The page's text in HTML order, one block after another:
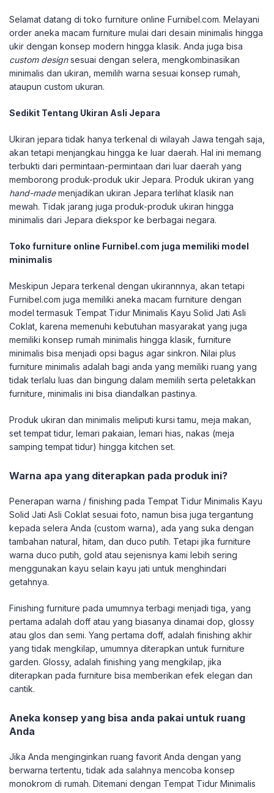
Selamat datang di toko furniture online Furnibel.com. Melayani
order aneka macam furniture mulai dari desain minimalis hingga
ukir dengan konsep modern hingga klasik. Anda juga bisa
custom designsesuai dengan selera, mengkombinasikan
minimalis dan ukiran, memilih warna sesuai konsep rumah,
ataupun custom ukuran.
Sedikit Tentang Ukiran Asli Jepara
Ukiran jepara tidak hanya terkenal di wilayah Jawa tengah saja,
akan tetapi menjangkau hingga ke luar daerah. Hal ini memang
terbukti dari permintaan-permintaan dari luar daerah yang
memborong produk-produk ukir Jepara. Produk ukiran yang
hand-mademenjadikan ukiran Jepara terlihat klasik nan
mewah. Tidak jarang juga produk-produk ukiran hingga
minimalis dari Jepara diekspor ke berbagai negara.
Toko furniture online Furnibel.com juga memiliki model
minimalis
Meskipun Jepara terkenal dengan ukirannnya, akan tetapi
Furnibel.com juga memiliki aneka macam furniture dengan
model termasuk Tempat Tidur Minimalis Kayu Solid Jati Asli
Coklat, karena memenuhi kebutuhan masyarakat yang juga
memiliki konsep rumah minimalis hingga klasik, furniture
minimalis bisa menjadi opsi bagus agar sinkron. Nilai plus
furniture minimalis adalah bagi anda yang memiliki ruang yang
tidak terlalu luas dan bingung dalam memilih serta peletakkan
furniture, minimalis ini bisa diandalkan pastinya.
Produk ukiran dan minimalis meliputi kursi tamu, meja makan,
set tempat tidur, lemari pakaian, lemari hias, nakas (meja
samping tempat tidur) hingga kitchen set.
Warna apa yang diterapkan pada produk ini?
Penerapan warna / finishing pada Tempat Tidur Minimalis Kayu
Solid Jati Asli Coklat sesuai foto, namun bisa juga tergantung
kepada selera Anda (custom warna), ada yang suka dengan
tambahan natural, hitam, dan duco putih. Tetapi jika furniture
warna duco putih, gold atau sejenisnya kami lebih sering
menggunakan kayu selain kayu jati untuk menghindari
getahnya.
Finishing furniture pada umumnya terbagi menjadi tiga, yang
pertama adalah doff atau yang biasanya dinamai dop, glossy
atau glos dan semi. Yang pertama doff, adalah finishing akhir
yang tidak mengkilap, umumnya diterapkan untuk furniture
garden. Glossy, adalah finishing yang mengkilap, jika
diterapkan pada furniture bisa memberikan efek elegan dan
cantik.
Aneka konsep yang bisa anda pakai untuk ruang
Anda
Jika Anda menginginkan ruang favorit Anda dengan yang
berwarna tertentu, tidak ada salahnya mencoba konsep
monokrom di rumah. Ditemani dengan Tempat Tidur Minimalis